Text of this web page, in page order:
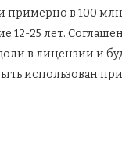
в 100 млн.
25 лет.
в лицензии и
использован